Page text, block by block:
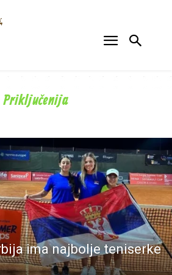
Priključenija
ima najbolje teniserke